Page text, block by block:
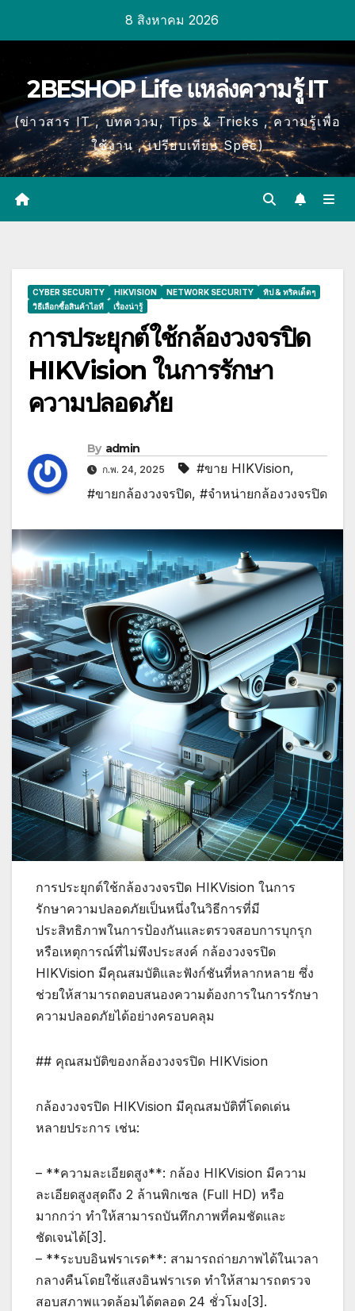
content
8 สิงหาคม 2026
2BESHOP Life แหล่งความรู้ IT
(ข่าวสาร IT , บทความ, Tips & Tricks , ความรู้เพื่อ
ใช้งาน , เปรียบเทียบ Spec)
CYBER SECURITY HIKVISION NETWORK SECURITY
ทิป & ทริคเด็ดๆ
วิธีเลือกซื้อสินค้าไอที
เรื่องน่ารู้
การประยุกต์ใช้กล้องวงจรปิด
HIKVision ในการรักษา
ความปลอดภัย
By admin
ก.พ. 24, 2025 #ขาย HIKVision,
#ขายกล้องวงจรปิด, #จำหน่ายกล้องวงจรปิด
การประยุกต์ใช้กล้องวงจรปิด HIKVision ในการ
รักษาความปลอดภัยเป็นหนึ่งในวิธีการที่มี
ประสิทธิภาพในการป้องกันและตรวจสอบการบุกรุก
หรือเหตุการณ์ที่ไม่พึงประสงค์ กล้องวงจรปิด
HIKVision มีคุณสมบัติและฟังก์ชันที่หลากหลาย ซึ่ง
ช่วยให้สามารถตอบสนองความต้องการในการรักษา
ความปลอดภัยได้อย่างครอบคลุม
## คุณสมบัติของกล้องวงจรปิด HIKVision
กล้องวงจรปิด HIKVision มีคุณสมบัติที่โดดเด่น
หลายประการ เช่น:
– **ความละเอียดสูง**: กล้อง HIKVision มีความ
ละเอียดสูงสุดถึง 2 ล้านพิกเซล (Full HD) หรือ
มากกว่า ทำให้สามารถบันทึกภาพที่คมชัดและ
ชัดเจนได้[3].
– **ระบบอินฟราเรด**: สามารถถ่ายภาพได้ในเวลา
กลางคืนโดยใช้แสงอินฟราเรด ทำให้สามารถตรวจ
สอบสภาพแวดล้อมได้ตลอด 24 ชั่วโมง[3].